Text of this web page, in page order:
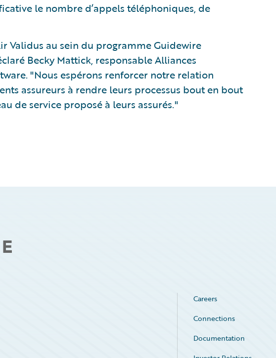
le nombre d’appels téléphoniques, de
Validus au sein du programme Guidewire
Becky Mattick, responsable Alliances
"Nous espérons renforcer notre relation
assureurs à rendre leurs processus bout en bout
de service proposé à leurs assurés."
Careers
Connections
Documentation